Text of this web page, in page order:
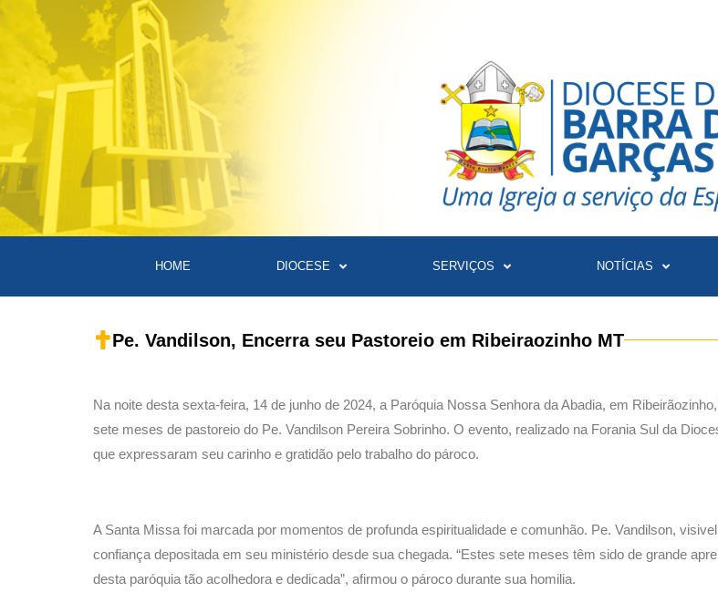
HOME DIOCESE SERVIÇOS NOTÍCIAS
Pe. Vandilson, Encerra seu Pastoreio em Ribeiraozinho MT
Na noite desta sexta-feira, 14 de junho de 2024, a Paróquia Nossa Senhora da Abadia, em
sete meses de pastoreio do Pe. Vandilson Pereira Sobrinho. O evento, realizado na Forania Sul da
que expressaram seu carinho e gratidão pelo trabalho do pároco.
A Santa Missa foi marcada por momentos de profunda espiritualidade e comunhão. Pe. Vandilson,
confiança depositada em seu ministério desde sua chegada. “Estes sete meses têm sido de grande
desta paróquia tão acolhedora e dedicada”, afirmou o pároco durante sua homilia.